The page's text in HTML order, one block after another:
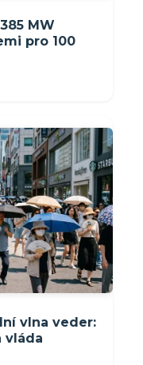
MW
pro 100
vlna veder:
vláda